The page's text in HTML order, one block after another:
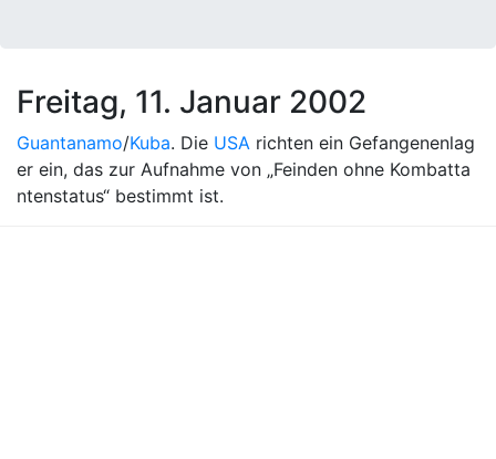
Freitag, 11. Januar 2002
Guantanamo/Kuba. Die USA richten ein Gefangenenlag
er ein, das zur Aufnahme von „Feinden ohne Kombatta
ntenstatus“ bestimmt ist.